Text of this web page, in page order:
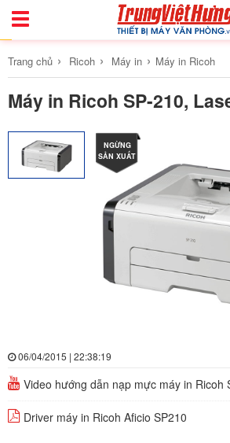
Toggle
Trang chủ › Ricoh › Máy in › Máy in Ricoh
Máy in Ricoh SP-210,
NGỪNG
SẢN XUẤT
06/04/2015 | 22:38:19
Video hướng dẫn nạp mực máy in Ricoh
Driver máy in Ricoh Aficio SP210